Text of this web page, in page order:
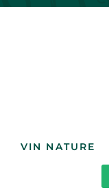
VIN NATURE